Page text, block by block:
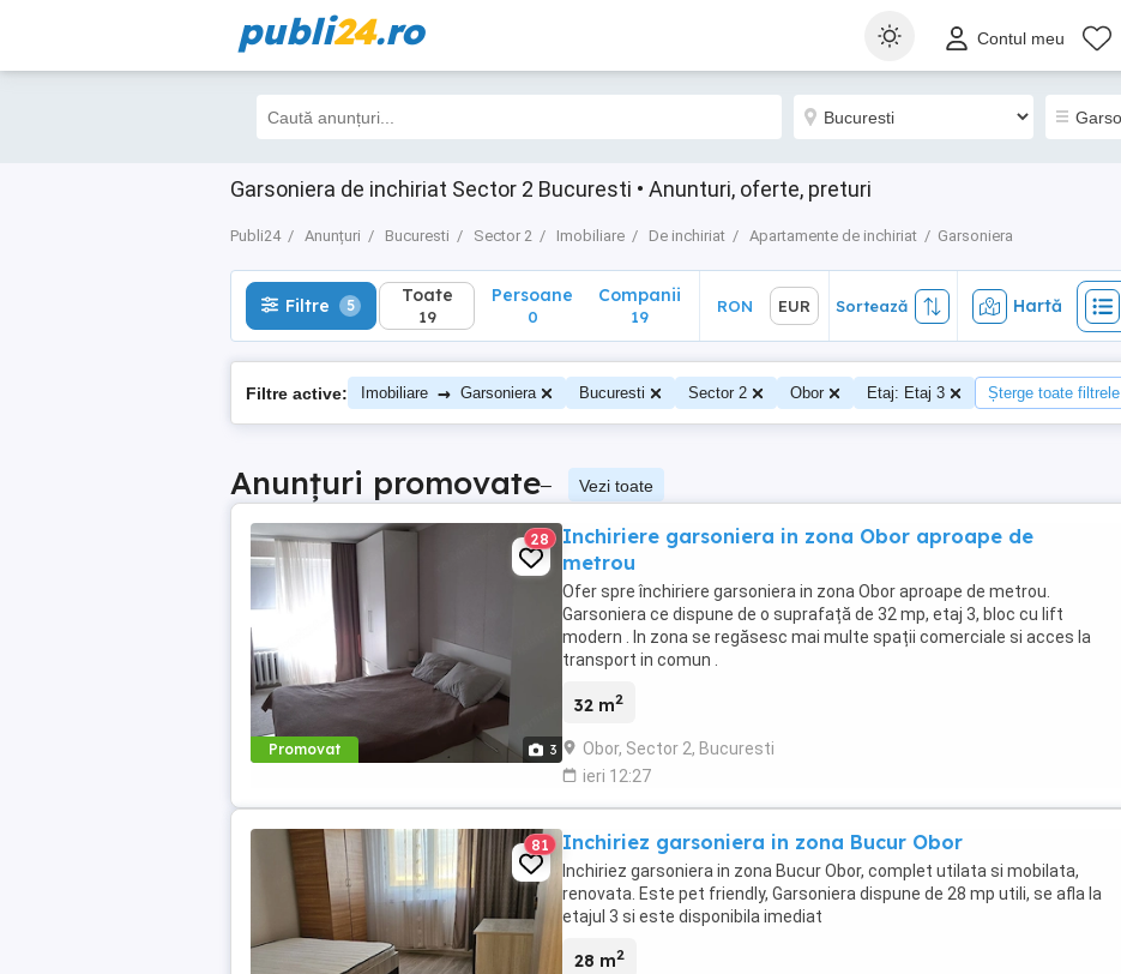
publi24.ro Contul meu
Garsoniera de inchiriat Sector 2 Bucuresti • Anunturi, oferte, preturi
Publi24 Anunțuri Bucuresti Sector 2 Imobiliare De inchiriat Apartamente de inchiriat Garsoniera
Filtre 5 Toate
19
Sortează Hartă
Filtre 5 Toate
19
Persoane
0
Companii
19
RON EUR Sortează Hartă
Filtre active: Imobiliare → Garsoniera Bucuresti Sector 2 Obor Etaj: Etaj 3 Șterge toate filtrele
Anunțuri promovate– Vezi toate
Promovat 3
28
Inchiriere garsoniera in zona Obor aproape de
metrou
Ofer spre închiriere garsoniera in zona Obor aproape de metrou.
Garsoniera ce dispune de o suprafață de 32 mp, etaj 3, bloc cu lift
modern . In zona se regăsesc mai multe spații comerciale si acces la
transport in comun .
32 m2
Obor, Sector 2, Bucuresti
ieri 12:27
81 Inchiriez garsoniera in zona Bucur Obor
Inchiriez garsoniera in zona Bucur Obor, complet utilata si mobilata,
renovata. Este pet friendly, Garsoniera dispune de 28 mp utili, se afla la
etajul 3 si este disponibila imediat
28 m2